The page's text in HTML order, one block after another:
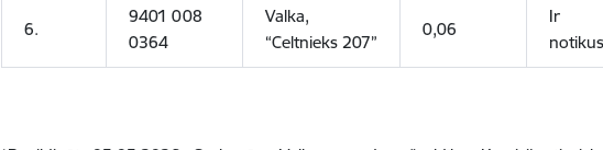
6.
9401 008
0364
Valka,
“Celtnieks 207”
0,06
Ir